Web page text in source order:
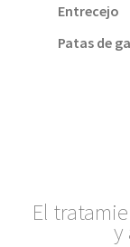
Entrecejo
Patas de
El
y